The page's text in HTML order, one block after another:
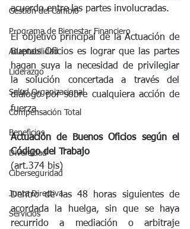
Gestión del Cambio
Programa de Bienestar Financiero
Adaptabilidad
Liderazgo
Salud Organizacional
Compensación Total
Beneficios
Diversidad
Ciberseguridad
Junta Directiva
Servicios
acuerdo entre las partes involucradas.
El objetivo principal de la Actuación de
Buenos Oficios es lograr que las partes
hagan suya la necesidad de privilegiar
la solución concertada a través del
diálogo por sobre cualquiera acción de
fuerza.
Actuación de Buenos Oficios según el
Código del Trabajo
(art.374 bis)
Dentro de las 48 horas siguientes de
acordada la huelga, sin que se haya
recurrido a mediación o arbitraje